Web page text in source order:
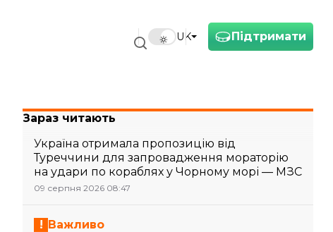
Підтримати
UK
Зараз читають
Україна отримала пропозицію від
Туреччини для запровадження мораторію
на удари по кораблях у Чорному морі — МЗС
09 серпня 2026 08:47
Важливо